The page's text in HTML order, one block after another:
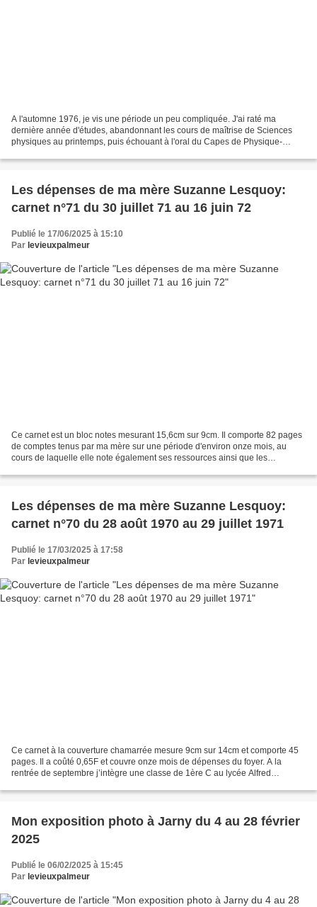
A l'automne 1976, je vis une période un peu compliquée. J'ai raté ma
dernière année d'études, abandonnant les cours de maîtrise de Sciences
physiques au printemps, puis échouant à l'oral du Capes de Physique-
Les dépenses de ma mère Suzanne Lesquoy:
carnet n°71 du 30 juillet 71 au 16 juin 72
Publié le 17/06/2025 à 15:10
Par levieuxpalmeur
Ce carnet est un bloc notes mesurant 15,6cm sur 9cm. Il comporte 82 pages
de comptes tenus par ma mère sur une période d'environ onze mois, au
cours de laquelle elle note également ses ressources ainsi que les
Les dépenses de ma mère Suzanne Lesquoy:
carnet n°70 du 28 août 1970 au 29 juillet 1971
Publié le 17/03/2025 à 17:58
Par levieuxpalmeur
Ce carnet à la couverture chamarrée mesure 9cm sur 14cm et comporte 45
pages. Il a coûté 0,65F et couvre onze mois de dépenses du foyer. A la
rentrée de septembre j’intègre une classe de 1ère C au lycée Alfred
Mon exposition photo à Jarny du 4 au 28 février
2025
Publié le 06/02/2025 à 15:45
Par levieuxpalmeur